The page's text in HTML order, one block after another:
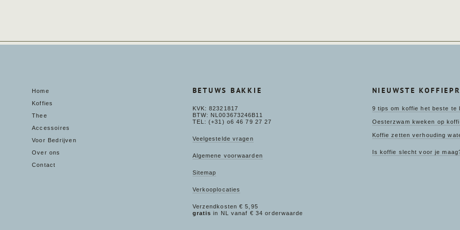
Home
Koffies
Thee
Accessoires
Voor Bedrijven
Over ons
Contact
BETUWS BAKKIE
KVK: 82321817
BTW: NL003673246B11
TEL: (+31) o6 46 79 27 27
Veelgestelde vragen
Algemene voorwaarden
Sitemap
Verkooplocaties
Verzendkosten € 5,95
gratisin NL vanaf € 34 orderwaarde
NIEUWSTE
9 tips om koffie het beste te
Oesterzwam kweken op
Koffie zetten verhouding
Is koffie slecht voor je